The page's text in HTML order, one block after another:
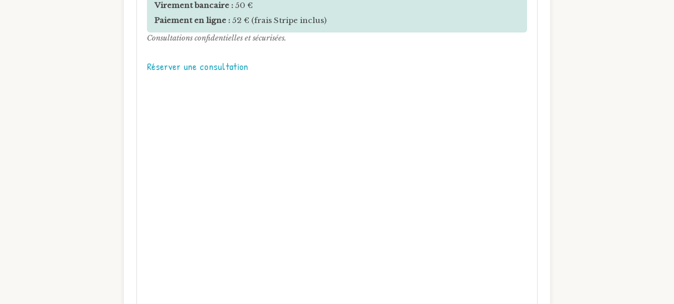
Virement bancaire : 50 €
Paiement en ligne : 52 € (frais Stripe inclus)
Consultations confidentielles et sécurisées.
Réserver une consultation